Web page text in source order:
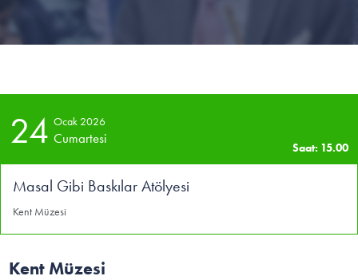
24 Ocak 2026
Cumartesi
Saat: 15.00
Masal Gibi Baskılar Atölyesi
Kent Müzesi
Kent Müzesi